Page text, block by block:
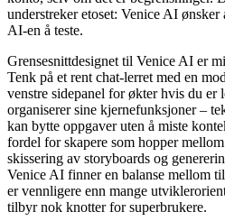
understreker etoset: Venice AI
AI-en å teste.
Grensesnittdesignet til Venice AI er
Tenk på et rent chat-lerret med en
venstre sidepanel for økter hvis du er
organiserer sine kjernefunksjoner –
kan bytte oppgaver uten å miste
fordel for skapere som hopper
skissering av storyboards og
Venice AI finner en balanse mellom
er vennligere enn mange
tilbyr nok knotter for superbrukere.